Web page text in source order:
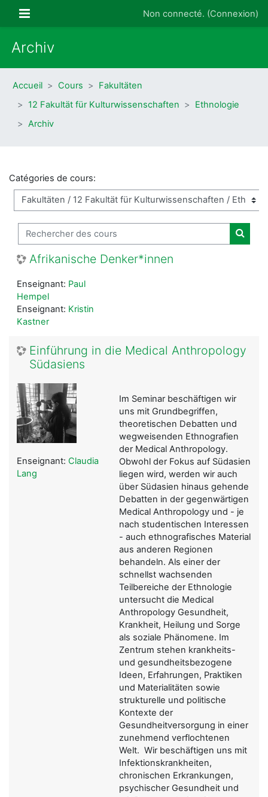
Panneau latéral Non connecté. (Connexion)
Archiv
Accueil Cours
Fakultäten
12 Fakultät für Kulturwissenschaften
Ethnologie
Archiv
Catégories de cours:
Rechercher des cours
Afrikanische Denker*innen
Enseignant: Paul
Hempel
Enseignant: Kristin
Kastner
Einführung in die Medical Anthropology
Südasiens
Im Seminar beschäftigen wir
uns mit Grundbegriffen,
theoretischen Debatten und
wegweisenden Ethnografien
der Medical Anthropology.
Obwohl der Fokus auf Südasien
liegen wird, werden wir auch
über Südasien hinaus gehende
Debatten in der gegenwärtigen
Medical Anthropology und - je
nach studentischen Interessen
- auch ethnografisches Material
aus anderen Regionen
behandeln. Als einer der
schnellst wachsenden
Teilbereiche der Ethnologie
untersucht die Medical
Anthropology Gesundheit,
Krankheit, Heilung und Sorge
als soziale Phänomene. Im
Zentrum stehen krankheits-
und gesundheitsbezogene
Ideen, Erfahrungen, Praktiken
und Materialitäten sowie
strukturelle und politische
Kontexte der
Gesundheitversorgung in einer
zunehmend verflochtenen
Welt. Wir beschäftigen uns mit
Infektionskrankheiten,
chronischen Erkrankungen,
psychischer Gesundheit und
Enseignant: Claudia
Lang